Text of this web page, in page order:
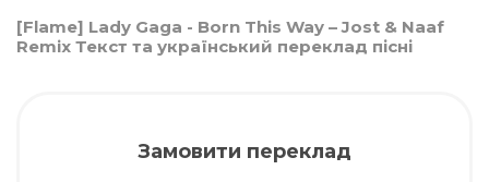
[Flame] Lady Gaga - Born This Way – Jost & Naaf
Remix Текст та український переклад пісні
Замовити переклад